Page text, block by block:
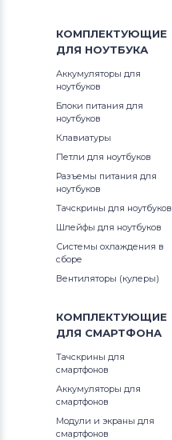
КОМПЛЕКТУЮЩИЕ
ДЛЯ НОУТБУКА
Аккумуляторы для
ноутбуков
Блоки питания для
ноутбуков
Клавиатуры
Петли для ноутбуков
Разъемы питания для
ноутбуков
Тачскрины для ноутбуков
Шлейфы для ноутбуков
Системы охлаждения в
сборе
Вентиляторы (кулеры)
КОМПЛЕКТУЮЩИЕ
ДЛЯ СМАРТФОНА
Тачскрины для
смартфонов
Аккумуляторы для
смартфонов
Модули и экраны для
смартфонов